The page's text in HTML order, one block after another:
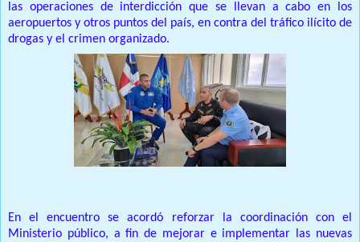
las operaciones de interdicción que se llevan a cabo en los
aeropuertos y otros puntos del país, en contra del tráfico ilícito de
drogas y el crimen organizado.
En el encuentro se acordó reforzar la coordinación con el
Ministerio público, a fin de mejorar e implementar las nuevas